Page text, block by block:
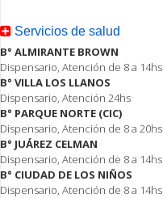
Servicios de salud
B° ALMIRANTE BROWN
Dispensario, Atención de 8 a 14hs
B° VILLA LOS LLANOS
Dispensario, Atención 24hs
B° PARQUE NORTE (CIC)
Dispensario, Atención de 8 a 20hs
B° JUÁREZ CELMAN
Dispensario, Atención de 8 a 14hs.
B° CIUDAD DE LOS NIÑOS
Dispensario, Atención de 8 a 14hs